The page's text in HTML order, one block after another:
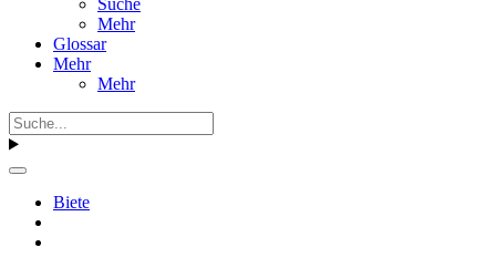
Mehr
Glossar
Mehr
Mehr
Biete